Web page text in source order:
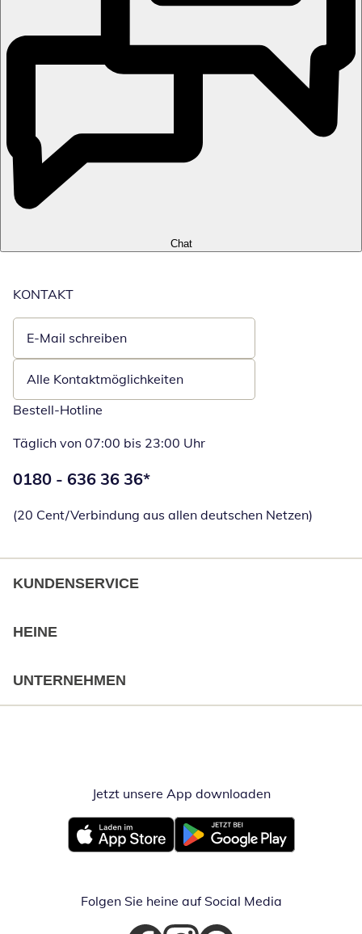
Chat
KONTAKT
E-Mail schreiben
Öffnet E-Mail-Client
Alle Kontaktmöglichkeiten
Bestell-Hotline
Täglich von 07:00 bis 23:00 Uhr
Telefonnummer:
0180 - 636 36 36*
(20 Cent/Verbindung aus allen deutschen Netzen)
KUNDENSERVICE
HEINE
UNTERNEHMEN
Jetzt unsere App downloadenÖffnet in
Öffnet in neuem FensterÖffnet in neuem Fenster
Folgen Sie heine auf Social Media